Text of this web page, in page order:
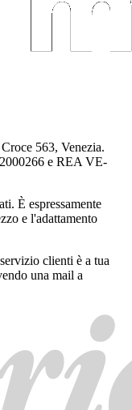
563, Venezia.
e REA VE-
È espressamente
e l'adattamento
clienti è a tua
una mail a